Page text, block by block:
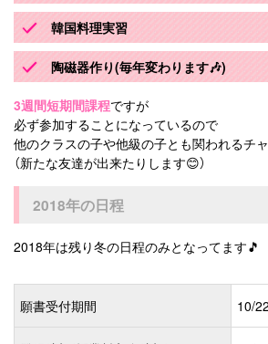
韓国料理実習
陶磁器作り(毎年変わります🎶)
3週間短期間課程ですが
必ず参加することになっているので
他のクラスの子や他級の子とも関われるチ
（新たな友達が出来たりします😊）
2018年の日程
2018年は残り冬の日程のみとなってます🎵
願書受付期間 10/